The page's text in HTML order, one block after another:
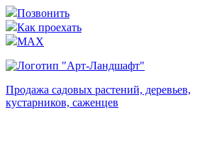
Позвонить
Как проехать
MAX
Продажа садовых растений, деревьев,
кустарников, саженцев